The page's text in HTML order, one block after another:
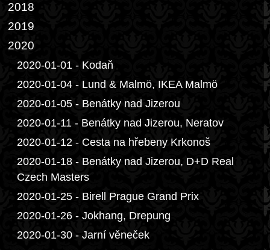
2018
2019
2020
2020-01-01 - Kodaň
2020-01-04 - Lund & Malmö, IKEA Malmö
2020-01-05 - Benátky nad Jizerou
2020-01-11 - Benátky nad Jizerou, Neratov
2020-01-12 - Cesta na hřebeny Krkonoš
2020-01-18 - Benátky nad Jizerou, D+D Real
Czech Masters
2020-01-25 - Birell Prague Grand Prix
2020-01-26 - Jokhang, Drepung
2020-01-30 - Jarní věneček